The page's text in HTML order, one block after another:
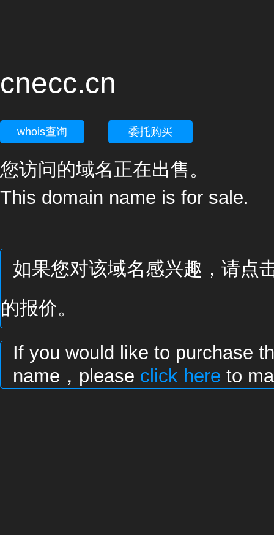
cnecc.cn
whois查询 委托购买
您访问的域名正在出售。
This domain name is for sale.
如果您对该域名感兴趣，请点
的报价。
If you would like to purchase
name，please click here to